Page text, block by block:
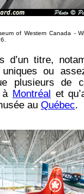
of Western Canada -
d’un titre,
uniques ou
plusieurs de
à Montréal et
au Québec.